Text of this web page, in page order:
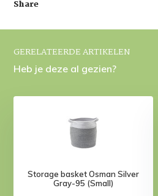
Share
GERELATEERDE ARTIKELEN
Heb je deze al gezien?
Storage basket Osman Silver
Gray-95 (Small)